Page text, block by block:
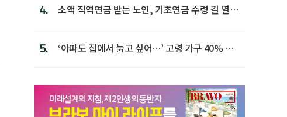
4.
소액 직역연금 받는 노인, 기초연금 수령 길 열린
5.
‘아파도 집에서 늙고 싶어…’ 고령 가구 40% 노